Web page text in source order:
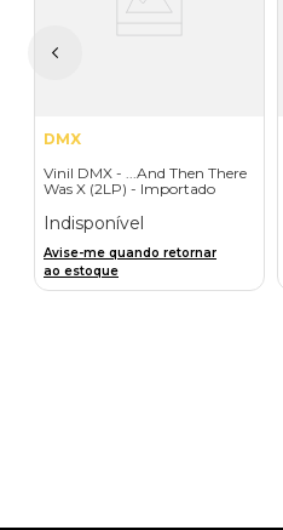
DMX
Vinil DMX - ...And Then There
Was X (2LP) - Importado
Indisponível
Avise-me quando retornar
ao estoque